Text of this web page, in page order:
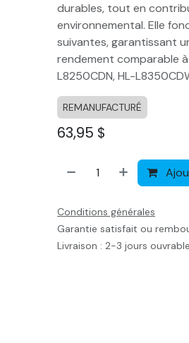
durables, tout en
environnemental. Elle
suivantes, garantissant
rendement comparable à
L8250CDN, HL-
REMANUFACTURÉ
63,95 $
Conditions générales
Garantie satisfait ou
Livraison : 2-3 jours